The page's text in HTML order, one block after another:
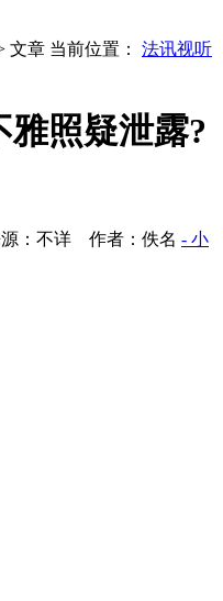
文章 当前位置： 法讯视听
雅照疑泄露?
：不详 作者：佚名 - 小